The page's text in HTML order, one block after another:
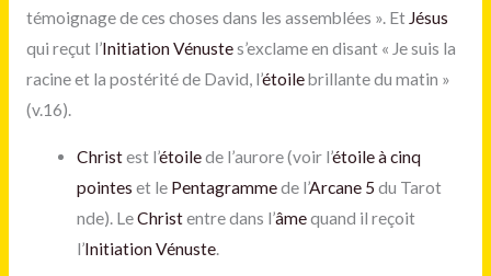
témoignage de ces choses dans les assemblées ». Et Jésus
qui reçut l’Initiation Vénustes’exclame en disant « Je suis la
racine et la postérité de David, l’étoilebrillante du matin »
(v.16).
Christest l’étoilede l’aurore (voir l’étoile à cinq
pointes et le Pentagrammede l’Arcane 5 du Tarot
nde). LeChristentre dans l’âmequand il reçoit
l’Initiation Vénuste.